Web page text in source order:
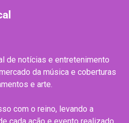
de notícias e entretenimento
da música e coberturas
e arte.
com o reino, levando a